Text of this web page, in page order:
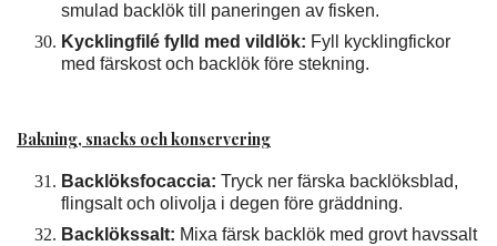
smulad backlök till paneringen av fisken.
Kycklingfilé fylld med vildlök: Fyll kycklingfickor
med färskost och backlök före stekning.
Bakning, snacks och konservering
Backlöksfocaccia: Tryck ner färska backlöksblad,
flingsalt och olivolja i degen före gräddning.
Backlökssalt: Mixa färsk backlök med grovt havssalt